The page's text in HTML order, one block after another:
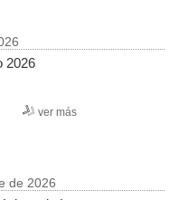
2026
ver más
de 2026